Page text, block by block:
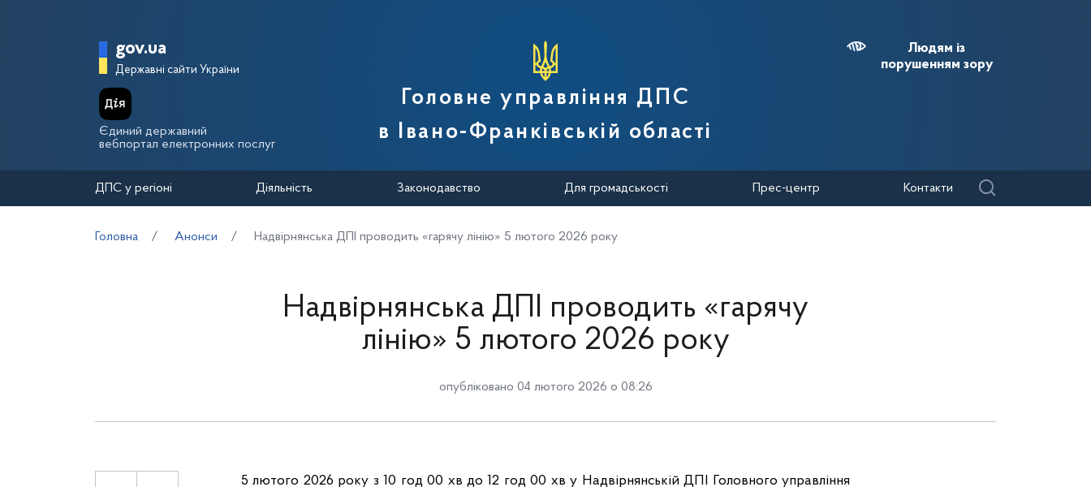
Головна сторінка Державної податкової служби України
gov.ua
Державні сайти України
Єдиний державний
вебпортал електронних послуг
Головне управління ДПС
в Івано-Франківській області
Людям із
порушенням зору
ДПС у регіоні Діяльність Законодавство Для громадськості Прес-центр Контакти
Головна Анонси Надвірнянська ДПІ проводить «гарячу лінію» 5 лютого 2026 року
Надвірнянська ДПІ проводить «гарячу
лінію» 5 лютого 2026 року
опубліковано 04 лютого 2026 о 08:26
5 лютого 2026 року з 10 год 00 хв до 12 год 00 хв у Надвірнянській ДПІ Головного управління